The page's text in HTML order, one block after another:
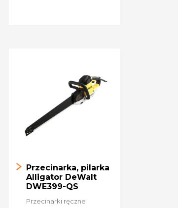
Przecinarka, pilarka
Alligator DeWalt
DWE399-QS
Przecinarki ręczne